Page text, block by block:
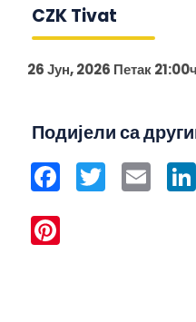
CZK Tivat
26 Јун, 2026 Петак 21:00ч
Подијели са
Facebook
Twitter Email